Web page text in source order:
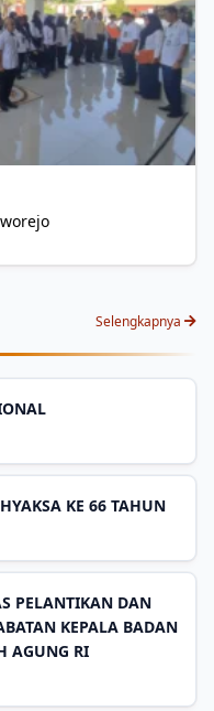
Selengkapnya
KE 66 TAHUN
PELANTIKAN DAN
KEPALA BADAN
AGUNG RI